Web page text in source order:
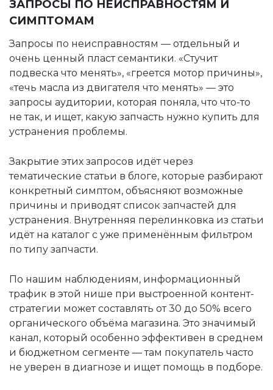
ЗАПРОСЫ ПО НЕИСПРАВНОСТЯМ И
СИМПТОМАМ
Запросы по неисправностям — отдельный и
очень ценный пласт семантики. «Стучит
подвеска что менять», «греется мотор причины»,
«течь масла из двигателя что менять» — это
запросы аудитории, которая поняла, что что-то
не так, и ищет, какую запчасть нужно купить для
устранения проблемы.
Закрытие этих запросов идёт через
тематические статьи в блоге, которые разбирают
конкретный симптом, объясняют возможные
причины и приводят список запчастей для
устранения. Внутренняя перелинковка из статьи
идёт на каталог с уже применённым фильтром
по типу запчасти.
По нашим наблюдениям, информационный
трафик в этой нише при выстроенной контент-
стратегии может составлять от 30 до 50% всего
органического объёма магазина. Это значимый
канал, который особенно эффективен в среднем
и бюджетном сегменте — там покупатель часто
не уверен в диагнозе и ищет помощь в подборе.